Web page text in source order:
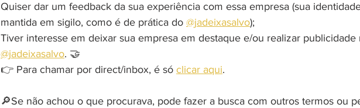
Quiser dar um feedback da sua experiência com essa empresa (sua
mantida em sigilo, como é de prática do @jadeixasalvo);
Tiver interesse em deixar sua empresa em destaque e/ou realizar publicidade
@jadeixasalvo. 🤝
👉 Para chamar por direct/inbox, é só clicar aqui.
🔎Se não achou o que procurava, pode fazer a busca com outros termos ou